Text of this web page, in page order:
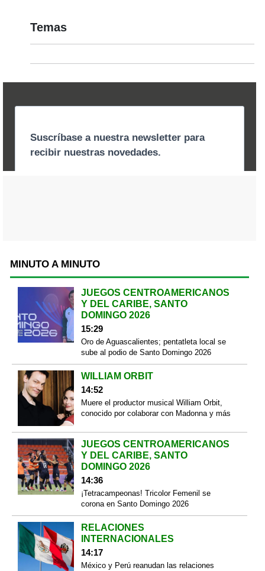
Temas
MINUTO A MINUTO
JUEGOS CENTROAMERICANOS
Y DEL CARIBE, SANTO
DOMINGO 2026
15:29
Oro de Aguascalientes; pentatleta local se
sube al podio de Santo Domingo 2026
WILLIAM ORBIT
14:52
Muere el productor musical William Orbit,
conocido por colaborar con Madonna y más
JUEGOS CENTROAMERICANOS
Y DEL CARIBE, SANTO
DOMINGO 2026
14:36
¡Tetracampeonas! Tricolor Femenil se
corona en Santo Domingo 2026
RELACIONES
INTERNACIONALES
14:17
México y Perú reanudan las relaciones